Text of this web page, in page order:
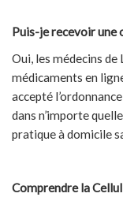
Puis-je recevoir une
Oui, les médecins
médicaments en
accepté
dans n’importe
pratique à domicile
Comprendre la